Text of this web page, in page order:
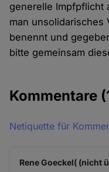
generelle Impfpflicht
man unsolidarisches
benennt und
bitte gemeinsam
Kommentare
Netiquette für
Rene Goeckel( (nicht